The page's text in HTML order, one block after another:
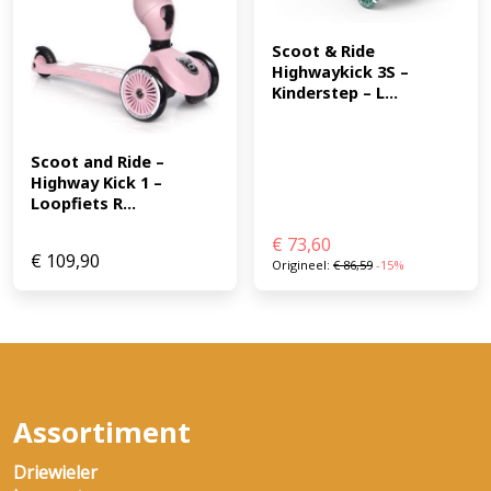
Scoot and Ride –
Highway Kick 1 –
Loopfiets R...
€ 109,90
Scoot & Ride
Highwaykick 3S –
Kinderstep – L...
€ 73,60
Origineel: €86,59 -15%
Assortiment
Driewieler